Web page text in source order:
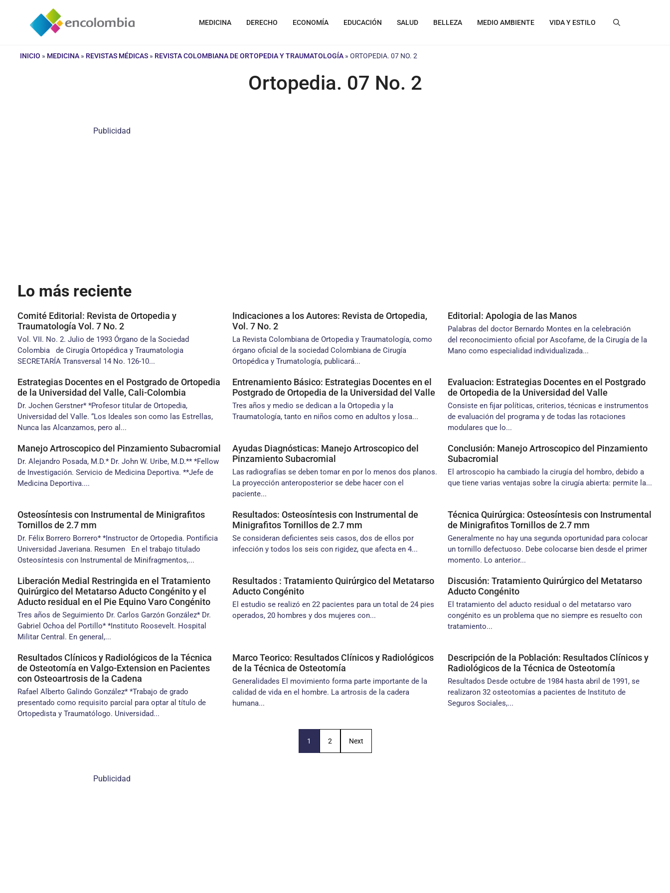
contenido
MEDICINA DERECHO ECONOMÍA EDUCACIÓN SALUD BELLEZA MEDIO AMBIENTE VIDA Y ESTILO
INICIO » MEDICINA » REVISTAS MÉDICAS » REVISTA COLOMBIANA DE ORTOPEDIA Y TRAUMATOLOGÍA » ORTOPEDIA. 07 NO. 2
Ortopedia. 07 No. 2
Publicidad
Lo más reciente
Comité Editorial: Revista de Ortopedia y
Traumatología Vol. 7 No. 2
Vol. VII. No. 2. Julio de 1993 Órgano de la Sociedad
Colombia de Cirugía Ortopédica y Traumatologia
SECRETARÍA Transversal 14 No. 126-10...
Indicaciones a los Autores: Revista de Ortopedia,
Vol. 7 No. 2
La Revista Colombiana de Ortopedia y Traumatología, como
órgano oficial de la sociedad Colombiana de Cirugía
Ortopédica y Trumatología, publicará...
Editorial: Apologia de las Manos
Palabras del doctor Bernardo Montes en la celebración
del reconocimiento oficial por Ascofame, de la Cirugía de la
Mano como especialidad individualizada...
Estrategias Docentes en el Postgrado de Ortopedia
de la Universidad del Valle, Cali-Colombia
Dr. Jochen Gerstner* *Profesor titular de Ortopedia,
Universidad del Valle. “Los Ideales son como las Estrellas,
Nunca las Alcanzamos, pero al...
Entrenamiento Básico: Estrategias Docentes en el
Postgrado de Ortopedia de la Universidad del Valle
Tres años y medio se dedican a la Ortopedia y la
Traumatología, tanto en niños como en adultos y losa...
Evaluacion: Estrategias Docentes en el Postgrado
de Ortopedia de la Universidad del Valle
Consiste en fijar políticas, criterios, técnicas e instrumentos
de evaluación del programa y de todas las rotaciones
modulares que lo...
Manejo Artroscopico del Pinzamiento Subacromial
Dr. Alejandro Posada, M.D.* Dr. John W. Uribe, M.D.** *Fellow
de Investigación. Servicio de Medicina Deportiva. **Jefe de
Medicina Deportiva....
Ayudas Diagnósticas: Manejo Artroscopico del
Pinzamiento Subacromial
Las radiografías se deben tomar en por lo menos dos planos.
La proyección anteroposterior se debe hacer con el
paciente...
Conclusión: Manejo Artroscopico del Pinzamiento
Subacromial
El artroscopio ha cambiado la cirugía del hombro, debido a
que tiene varias ventajas sobre la cirugía abierta: permite la...
Osteosíntesis con Instrumental de Minigrafitos
Tornillos de 2.7 mm
Dr. Félix Borrero Borrero* *Instructor de Ortopedia. Pontificia
Universidad Javeriana. Resumen En el trabajo titulado
Osteosíntesis con Instrumental de Minifragmentos,...
Resultados: Osteosíntesis con Instrumental de
Minigrafitos Tornillos de 2.7 mm
Se consideran deficientes seis casos, dos de ellos por
infección y todos los seis con rigidez, que afecta en 4...
Técnica Quirúrgica: Osteosíntesis con Instrumental
de Minigrafitos Tornillos de 2.7 mm
Generalmente no hay una segunda oportunidad para colocar
un tornillo defectuoso. Debe colocarse bien desde el primer
momento. Lo anterior...
Liberación Medial Restringida en el Tratamiento
Quirúrgico del Metatarso Aducto Congénito y el
Aducto residual en el Pie Equino Varo Congénito
Tres años de Seguimiento Dr. Carlos Garzón González* Dr.
Gabriel Ochoa del Portillo* *Instituto Roosevelt. Hospital
Militar Central. En general,...
Resultados : Tratamiento Quirúrgico del Metatarso
Aducto Congénito
El estudio se realizó en 22 pacientes para un total de 24 pies
operados, 20 hombres y dos mujeres con...
Discusión: Tratamiento Quirúrgico del Metatarso
Aducto Congénito
El tratamiento del aducto residual o del metatarso varo
congénito es un problema que no siempre es resuelto con
tratamiento...
Resultados Clínicos y Radiológicos de la Técnica
de Osteotomía en Valgo-Extension en Pacientes
con Osteoartrosis de la Cadena
Rafael Alberto Galindo González* *Trabajo de grado
presentado como requisito parcial para optar al título de
Ortopedista y Traumatólogo. Universidad...
Marco Teorico: Resultados Clínicos y Radiológicos
de la Técnica de Osteotomía
Generalidades El movimiento forma parte importante de la
calidad de vida en el hombre. La artrosis de la cadera
humana...
Descripción de la Población: Resultados Clínicos y
Radiológicos de la Técnica de Osteotomía
Resultados Desde octubre de 1984 hasta abril de 1991, se
realizaron 32 osteotomías a pacientes de Instituto de
Seguros Sociales,...
1 2 Next
Publicidad